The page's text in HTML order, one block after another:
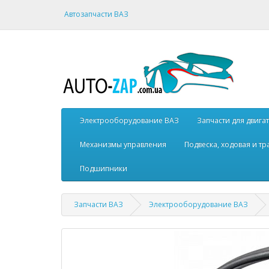
Автозапчасти ВАЗ
Электрооборудование ВАЗ Запчасти для
Механизмы управления Подвеска, ходовая и
Подшипники
Запчасти ВАЗ Электрооборудование ВАЗ